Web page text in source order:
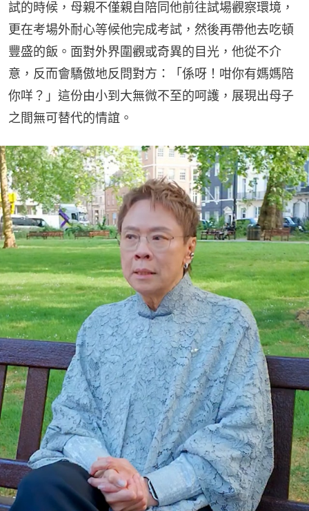
試的時候，母親不僅親自陪同他前往試場觀察環境，
更在考場外耐心等候他完成考試，然後再帶他去吃頓
豐盛的飯。面對外界圍觀或奇異的目光，他從不介
意，反而會驕傲地反問對方：「係呀！咁你有媽媽陪
你咩？」這份由小到大無微不至的呵護，展現出母子
之間無可替代的情誼。